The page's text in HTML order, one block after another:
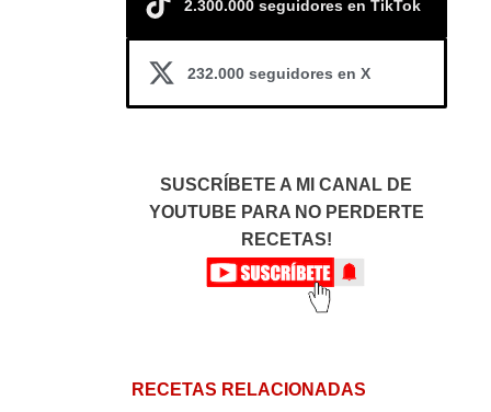
2.300.000 seguidores en TikTok
232.000 seguidores en X
SUSCRÍBETE A MI CANAL DE
YOUTUBE PARA NO PERDERTE
RECETAS!
RECETAS RELACIONADAS